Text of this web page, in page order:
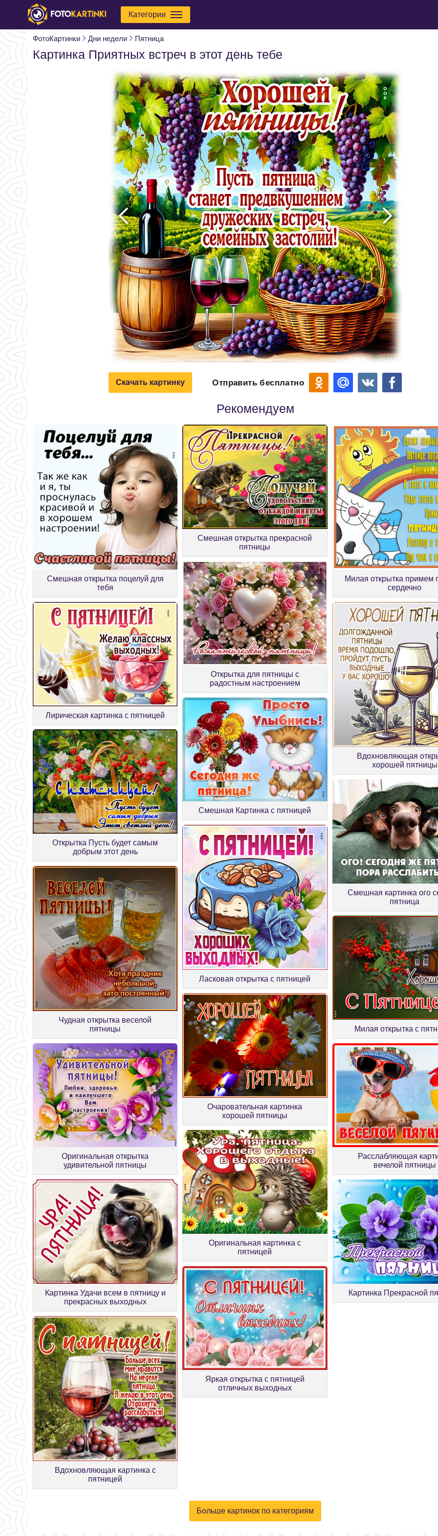
Категории
ФотоКартинки Дни недели Пятница
Картинка Приятных встреч в этот день тебе
Скачать картинку Отправить бесплатно
Рекомендуем
Смешная открытка поцелуй для
тебя
Смешная открытка прекрасной
пятницы
Милая открытка примем
сердечно
Лирическая картинка с пятницей
Открытка для пятницы с
радостным настроением
Вдохновляющая
хорошей пятницы
Открытка Пусть будет самым
добрым этот день
Смешная Картинка с пятницей
Смешная картинка ого
пятница
Чудная открытка веселой
пятницы
Ласковая открытка с пятницей
Милая открытка с
Оригинальная открытка
удивительной пятницы
Очаровательная картинка
хорошей пятницы
Расслабляющая
вечелой пятницы
Картинка Удачи всем в пятницу и
прекрасных выходных
Оригинальная картинка с
пятницей
Картинка Прекрасной
Вдохновляющая картинка с
пятницей
Яркая открытка с пятницей
отличных выходных
Больше картинок по категориям